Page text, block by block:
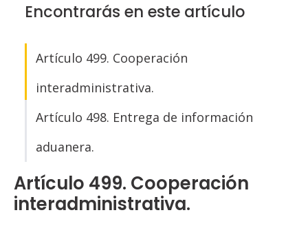
Encontrarás en este artículo
Artículo 499. Cooperación
interadministrativa.
Artículo 498. Entrega de información
aduanera.
Artículo 499. Cooperación
interadministrativa.